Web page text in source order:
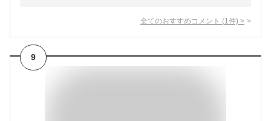
全てのおすすめコメント (1 件) >
9